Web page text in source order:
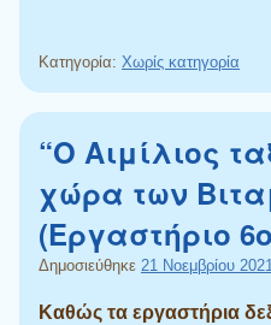
Κατηγορία: Χωρίς κατηγορία
“Ο Αιμίλιος
χώρα των
(Εργαστήριο
Δημοσιεύθηκε 21 Νοεμβρίου
Καθώς τα εργαστήρια